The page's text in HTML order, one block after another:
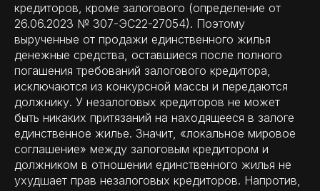
кредиторов, кроме залогового (определение от
26.06.2023 № 307-ЭС22-27054). Поэтому
вырученные от продажи единственного жилья
денежные средства, оставшиеся после полного
погашения требований залогового кредитора,
исключаются из конкурсной массы и передаются
должнику. У незалоговых кредиторов не может
быть никаких притязаний на находящееся в залоге
единственное жилье. Значит, «локальное мировое
соглашение» между залоговым кредитором и
должником в отношении единственного жилья не
ухудшает прав незалоговых кредиторов. Напротив,